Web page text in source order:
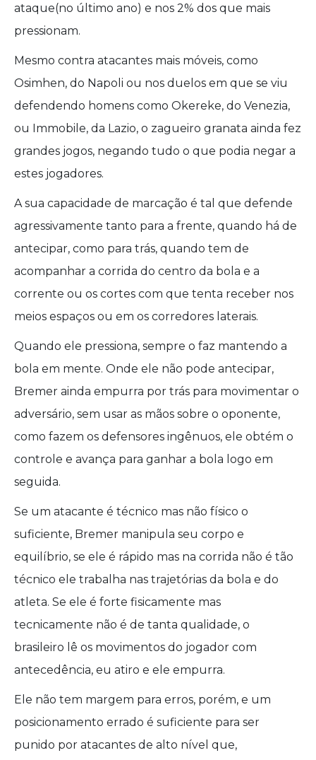
ataque(no último ano) e nos 2% dos que mais
pressionam.
Mesmo contra atacantes mais móveis, como
Osimhen, do Napoli ou nos duelos em que se viu
defendendo homens como Okereke, do Venezia,
ou Immobile, da Lazio, o zagueiro granata ainda fez
grandes jogos, negando tudo o que podia negar a
estes jogadores.
A sua capacidade de marcação é tal que defende
agressivamente tanto para a frente, quando há de
antecipar, como para trás, quando tem de
acompanhar a corrida do centro da bola e a
corrente ou os cortes com que tenta receber nos
meios espaços ou em os corredores laterais.
Quando ele pressiona, sempre o faz mantendo a
bola em mente. Onde ele não pode antecipar,
Bremer ainda empurra por trás para movimentar o
adversário, sem usar as mãos sobre o oponente,
como fazem os defensores ingênuos, ele obtém o
controle e avança para ganhar a bola logo em
seguida.
Se um atacante é técnico mas não físico o
suficiente, Bremer manipula seu corpo e
equilíbrio, se ele é rápido mas na corrida não é tão
técnico ele trabalha nas trajetórias da bola e do
atleta. Se ele é forte fisicamente mas
tecnicamente não é de tanta qualidade, o
brasileiro lê os movimentos do jogador com
antecedência, eu atiro e ele empurra.
Ele não tem margem para erros, porém, e um
posicionamento errado é suficiente para ser
punido por atacantes de alto nível que,